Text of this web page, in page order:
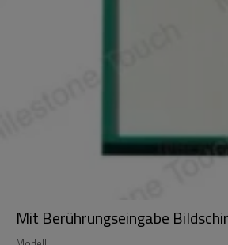
Mit Berührungseingabe